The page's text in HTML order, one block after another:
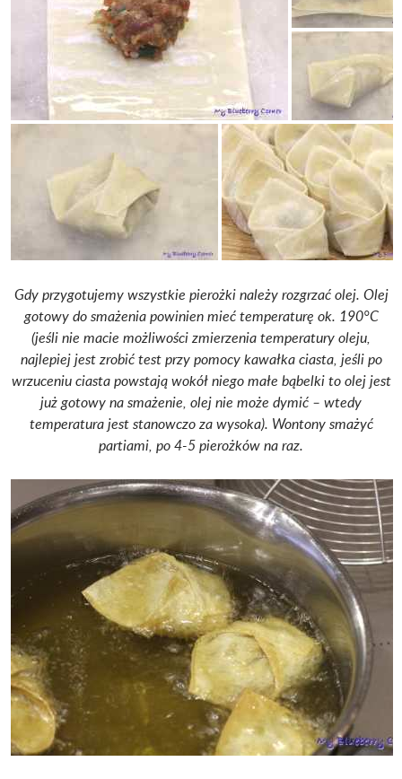
Gdy przygotujemy wszystkie pierożki należy rozgrzać olej. Olej
gotowy do smażenia powinien mieć temperaturę ok. 190°C
(jeśli nie macie możliwości zmierzenia temperatury oleju,
najlepiej jest zrobić test przy pomocy kawałka ciasta, jeśli po
wrzuceniu ciasta powstają wokół niego małe bąbelki to olej jest
już gotowy na smażenie, olej nie może dymić – wtedy
temperatura jest stanowczo za wysoka). Wontony smażyć
partiami, po 4-5 pierożków na raz.